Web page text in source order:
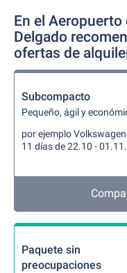
En el
Delgado
ofertas de
Subcompacto
Pequeño, ágil y
por ejemplo
11 días de 22.10 -
Paquete sin
preocupaciones